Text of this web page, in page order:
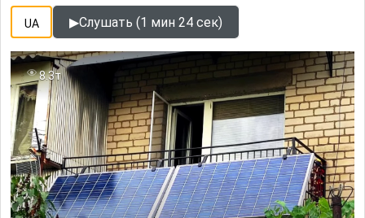
UA ▶Слушать (1 мин 24 сек)
8.3т